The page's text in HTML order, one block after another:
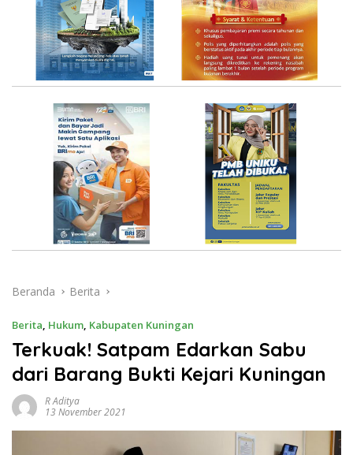
Beranda Berita
Berita, Hukum, Kabupaten Kuningan
Terkuak! Satpam Edarkan Sabu
dari Barang Bukti Kejari Kuningan
R Aditya
13 November 2021